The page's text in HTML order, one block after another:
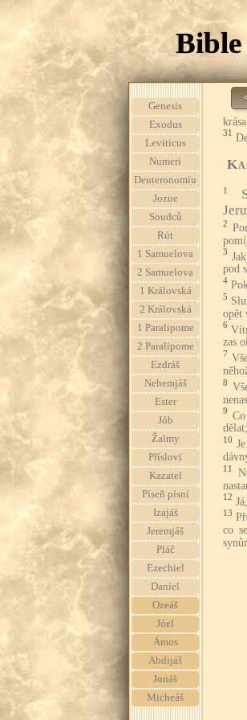
Bible
Genesis
Exodus
Leviticus
Numeri
Deuteronomiu
Jozue
Soudců
Rút
1 Samuelova
2 Samuelova
1 Královská
2 Královská
1 Paralipome
2 Paralipome
Ezdráš
Nehemjáš
Ester
Jób
Žalmy
Přísloví
Kazatel
Píseň písní
Izajáš
Jeremjáš
Pláč
Ezechiel
Daniel
Ozeáš
Jóel
Ámos
Abdijáš
Jonáš
Micheáš
31
1
2
3
pod
4
5
opět
6
zas
7
8
9
10
11
12
13
co